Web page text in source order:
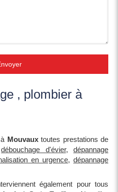
, plombier à
Mouvauxtoutes prestations de
débouchage d'évier,dépannage
en urgence, dépannage
également pour tous